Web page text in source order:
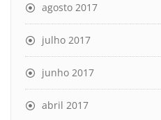
agosto 2017
julho 2017
junho 2017
abril 2017